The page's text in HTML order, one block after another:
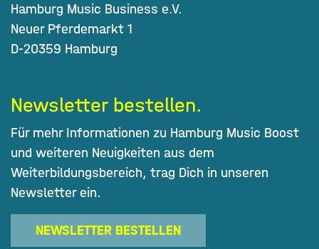
Hamburg Music Business e.V.
Neuer Pferdemarkt 1
D-20359 Hamburg
Newsletter bestellen.
Für mehr Informationen zu Hamburg Music Boost
und weiteren Neuigkeiten aus dem
Weiterbildungsbereich, trag Dich in unseren
Newsletter ein.
NEWSLETTER BESTELLEN